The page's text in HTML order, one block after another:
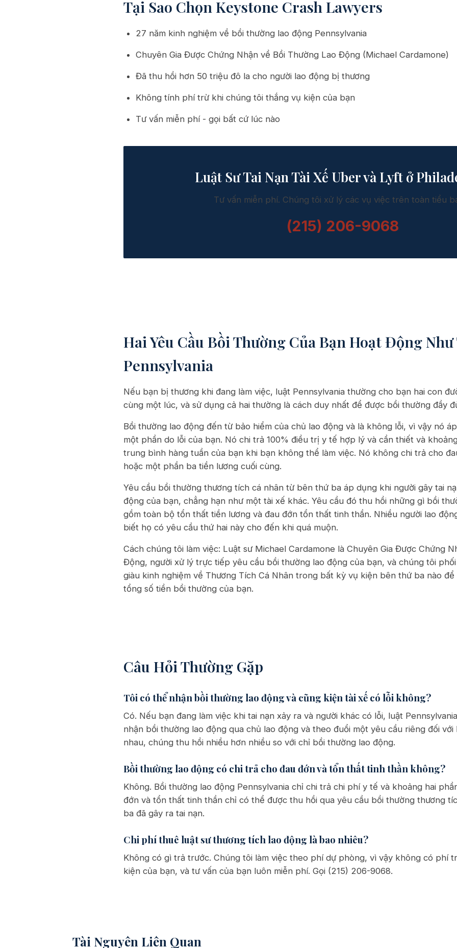
Tại Sao Chọn Keystone Crash Lawyers
27 năm kinh nghiệm về bồi thường lao động Pennsylvania
Chuyên Gia Được Chứng Nhận về Bồi Thường Lao Động (Michael Cardamone)
Đã thu hồi hơn 50 triệu đô la cho người lao động bị thương
Không tính phí trừ khi chúng tôi thắng vụ kiện của bạn
Tư vấn miễn phí - gọi bất cứ lúc nào
Luật Sư Tai Nạn Tài Xế Uber và Lyft ở
Tư vấn miễn phí. Chúng tôi xử lý các vụ việc trên toàn tiểu
(215) 206-9068
Hai Yêu Cầu Bồi Thường Của Bạn Hoạt Động Như
Pennsylvania
Nếu bạn bị thương khi đang làm việc, luật Pennsylvania thường cho bạn hai con
cùng một lúc, và sử dụng cả hai thường là cách duy nhất để được bồi thường đầy
Bồi thường lao động đến từ bảo hiểm của chủ lao động và là không lỗi, vì vậy nó
một phần do lỗi của bạn. Nó chi trả 100% điều trị y tế hợp lý và cần thiết và
trung bình hàng tuần của bạn khi bạn không thể làm việc. Nó không chi trả cho
hoặc một phần ba tiền lương cuối cùng.
Yêu cầu bồi thường thương tích cá nhân từ bên thứ ba áp dụng khi người gây tai
động của bạn, chẳng hạn như một tài xế khác. Yêu cầu đó thu hồi những gì bồi
gồm toàn bộ tổn thất tiền lương và đau đớn tổn thất tinh thần. Nhiều người lao
biết họ có yêu cầu thứ hai này cho đến khi quá muộn.
Cách chúng tôi làm việc: Luật sư Michael Cardamone là Chuyên Gia Được Chứng
Động, người xử lý trực tiếp yêu cầu bồi thường lao động của bạn, và chúng tôi
giàu kinh nghiệm về Thương Tích Cá Nhân trong bất kỳ vụ kiện bên thứ ba nào
tổng số tiền bồi thường của bạn.
Câu Hỏi Thường Gặp
Tôi có thể nhận bồi thường lao động và cũng kiện tài xế có lỗi không?
Có. Nếu bạn đang làm việc khi tai nạn xảy ra và người khác có lỗi, luật
nhận bồi thường lao động qua chủ lao động và theo đuổi một yêu cầu riêng đối
nhau, chúng thu hồi nhiều hơn nhiều so với chỉ bồi thường lao động.
Bồi thường lao động có chi trả cho đau đớn và tổn thất tinh thần không?
Không. Bồi thường lao động Pennsylvania chỉ chi trả chi phí y tế và khoảng hai
đớn và tổn thất tinh thần chỉ có thể được thu hồi qua yêu cầu bồi thường thương
ba đã gây ra tai nạn.
Chi phí thuê luật sư thương tích lao động là bao nhiêu?
Không có gì trả trước. Chúng tôi làm việc theo phí dự phòng, vì vậy không có phí
kiện của bạn, và tư vấn của bạn luôn miễn phí. Gọi (215) 206-9068.
Tài Nguyên Liên Quan